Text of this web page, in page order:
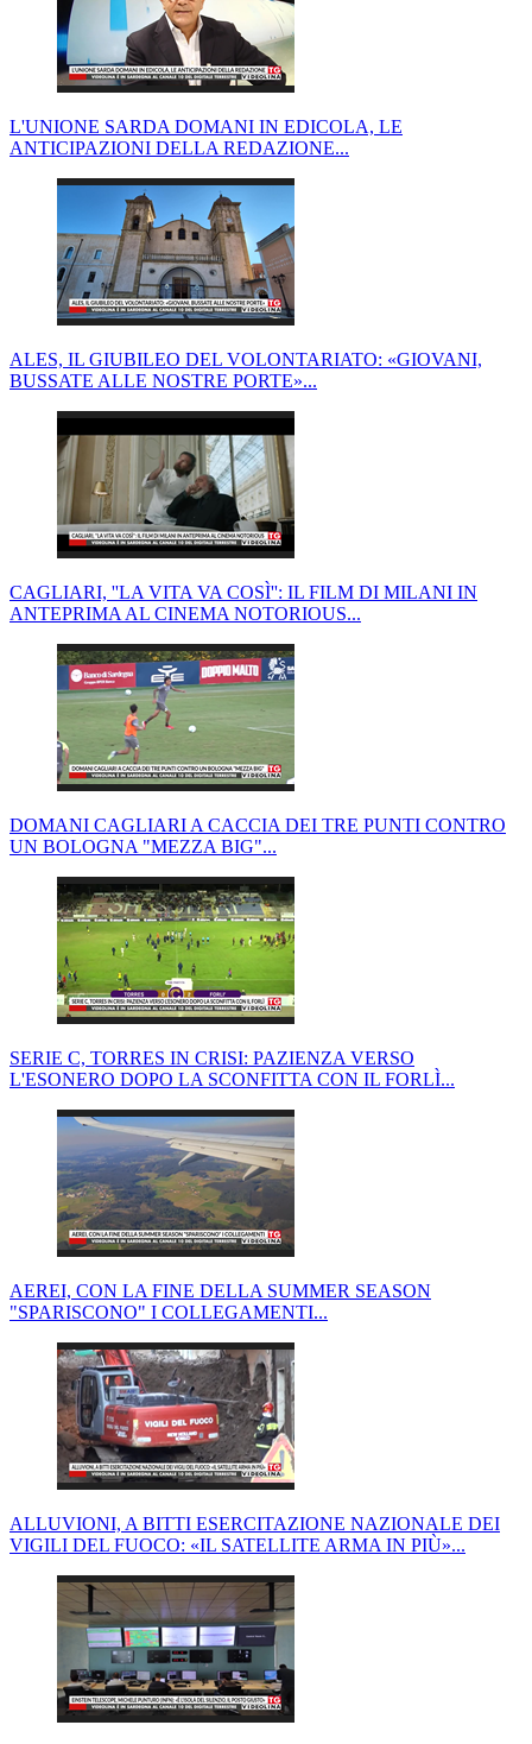
L'UNIONE SARDA DOMANI IN EDICOLA, LE
ANTICIPAZIONI DELLA REDAZIONE...
ALES, IL GIUBILEO DEL VOLONTARIATO: «GIOVANI,
BUSSATE ALLE NOSTRE PORTE»...
CAGLIARI, ''LA VITA VA COSÌ'': IL FILM DI MILANI IN
ANTEPRIMA AL CINEMA NOTORIOUS...
DOMANI CAGLIARI A CACCIA DEI TRE PUNTI CONTRO
UN BOLOGNA "MEZZA BIG"...
SERIE C, TORRES IN CRISI: PAZIENZA VERSO
L'ESONERO DOPO LA SCONFITTA CON IL FORLÌ...
AEREI, CON LA FINE DELLA SUMMER SEASON
"SPARISCONO" I COLLEGAMENTI...
ALLUVIONI, A BITTI ESERCITAZIONE NAZIONALE DEI
VIGILI DEL FUOCO: «IL SATELLITE ARMA IN PIÙ»...